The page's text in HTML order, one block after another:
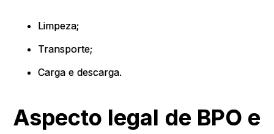
Limpeza;
Transporte;
Carga e descarga.
Aspecto legal de BPO e